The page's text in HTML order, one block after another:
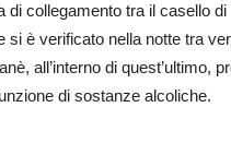
di collegamento tra il casello di
si è verificato nella notte tra
all’interno di quest’ultimo,
di sostanze alcoliche.